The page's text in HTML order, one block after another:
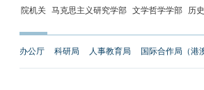
院机关 马克思主义研究学部 文学哲学学部 历
办公厅 科研局 人事教育局 国际合作局（港